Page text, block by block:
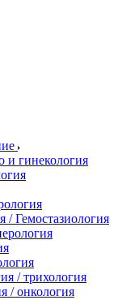
и гинекология
/ Гемостазиология
/ трихология
/ онкология